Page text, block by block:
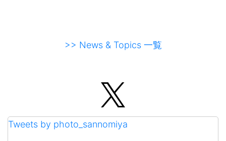
>> News & Topics 一覧
Tweets by photo_sannomiya